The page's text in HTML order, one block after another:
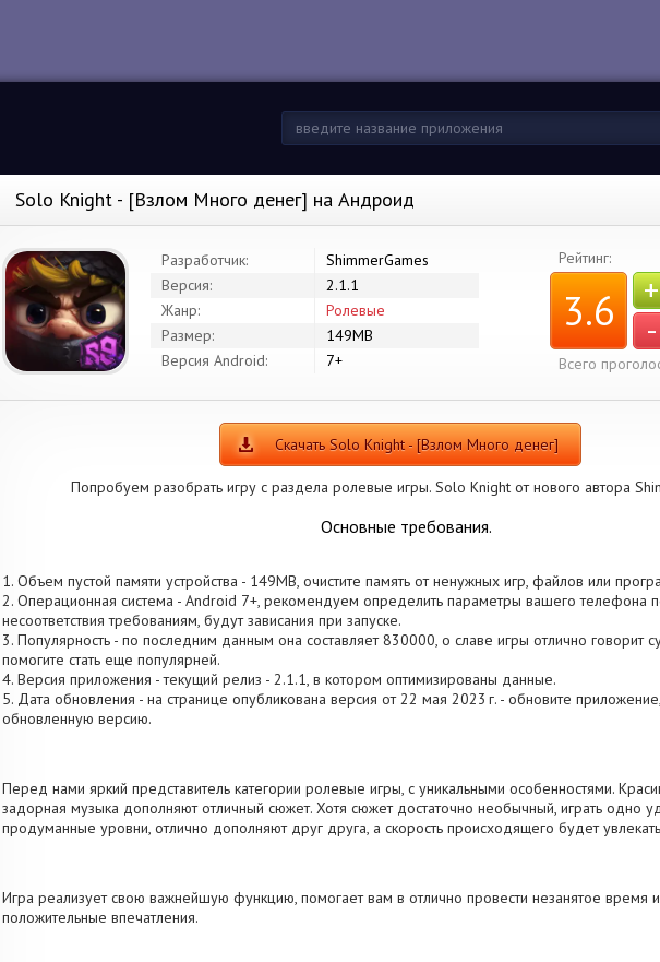
Solo Knight - [Взлом Много денег] на Андроид
Разработчик:
ShimmerGames
Версия:
2.1.1
Жанр:
Ролевые
Размер:
149MB
Версия Android:
7+
Рейтинг:
3.6 +
-
Всего
Скачать Solo Knight - [Взлом Много денег]
Попробуем разобрать игру с раздела ролевые игры. Solo Knight от нового автора
Основные требования.
1. Объем пустой памяти устройства - 149MB, очистите память от ненужных игр, файлов или
2. Операционная система - Android 7+, рекомендуем определить параметры вашего телефона
несоответствия требованиям, будут зависания при запуске.
3. Популярность - по последним данным она составляет 830000, о cлаве игры отлично говорит
помогите стать еще популярней.
4. Версия приложения - текущий релиз - 2.1.1, в котором оптимизированы данные.
5. Дата обновления - на странице опубликована версия от 22 мая 2023 г. - обновите
обновленную версию.
Перед нами яркий представитель категории ролевые игры, с уникальными особенностями.
задорная музыка дополняют отличный сюжет. Хотя сюжет достаточно необычный, играть одно
продуманные уровни, отлично дополняют друг друга, а скорость происходящего будет
Игра реализует свою важнейшую функцию, помогает вам в отлично провести незанятое время
положительные впечатления.